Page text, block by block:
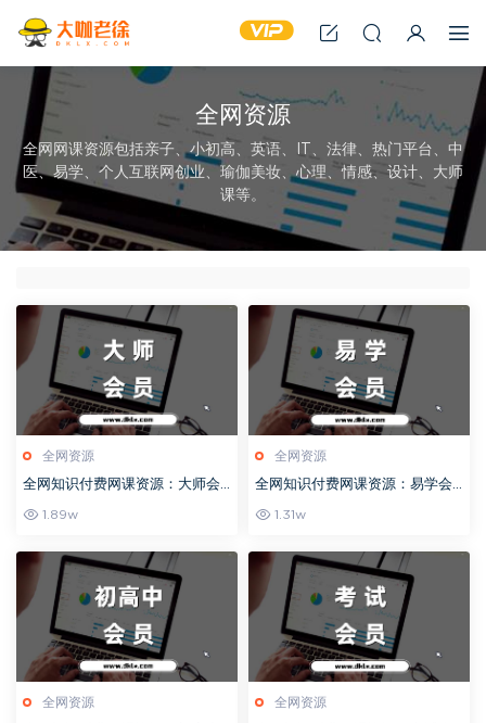
全网资源
全网网课资源包括亲子、小初高、英语、IT、法律、热门平台、中
医、易学、个人互联网创业、瑜伽美妆、心理、情感、设计、大师
课等。
全网资源
全网知识付费网课资源：大师会
员-社群教程目录持续更新（202
1.89w
全网资源
全网知识付费网课资源：易学会
员-社群教程目录持续更新（202
1.31w
全网资源 全网资源